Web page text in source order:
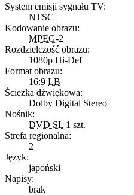
System emisji sygnału TV:
NTSC
Kodowanie obrazu:
MPEG-2
Rozdzielczość obrazu:
1080p Hi-Def
Format obrazu:
16:9 LB
Ścieżka dźwiękowa:
Dolby Digital Stereo
Nośnik:
DVD SL 1 szt.
Strefa regionalna:
2
Język:
japoński
Napisy:
brak